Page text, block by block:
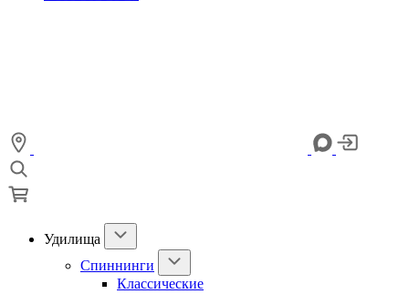
Удилища
Спиннинги
Классические